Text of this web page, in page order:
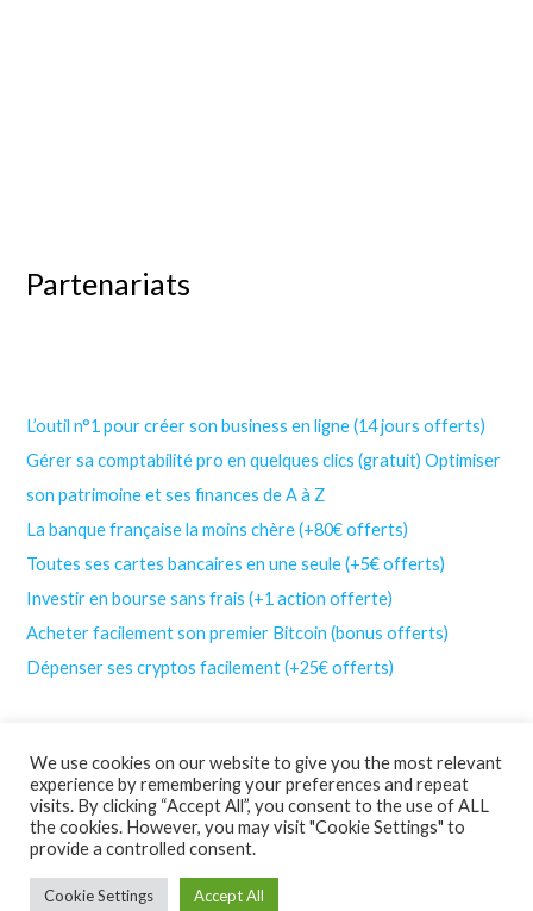
Partenariats
L’outil n°1 pour créer son business en ligne (14 jours offerts)
Gérer sa comptabilité pro en quelques clics (gratuit)Optimiser
son patrimoine et ses finances de A à Z
La banque française la moins chère (+80€ offerts)
Toutes ses cartes bancaires en une seule (+5€ offerts)
Investir en bourse sans frais (+1 action offerte)
Acheter facilement son premier Bitcoin (bonus offerts)
Dépenser ses cryptos facilement (+25€ offerts)
© Cyber Indépendant | Tous droits réservés
CGV
We use cookies on our website to give you the most relevant
experience by remembering your preferences and repeat
visits. By clicking “Accept All”, you consent to the use of ALL
the cookies. However, you may visit "Cookie Settings" to
provide a controlled consent.
Cookie Settings Accept All